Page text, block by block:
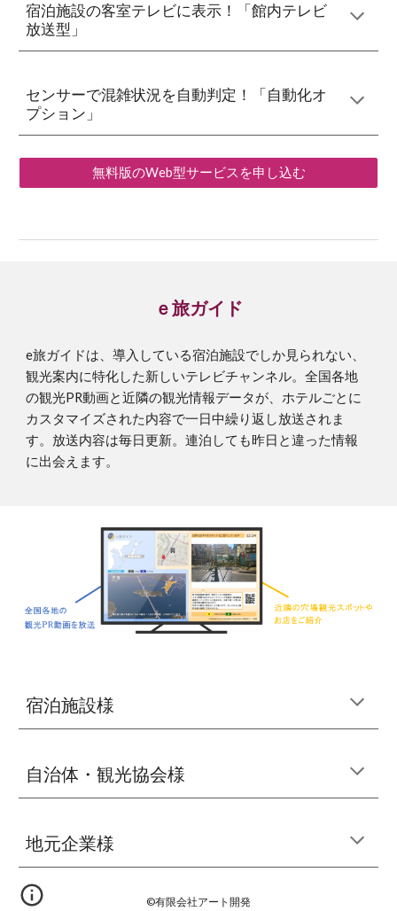
宿泊施設の客室テレビに表示！「館内テレビ
放送型」
センサーで混雑状況を自動判定！「自動化オ
プション」
無料版のWeb型サービスを申し込む
ｅ旅ガイド
e旅ガイドは、導入している宿泊施設でしか見られない、
観光案内に特化した新しいテレビチャンネル。全国各地
の観光PR動画と近隣の観光情報データが、ホテルごとに
カスタマイズされた内容で一日中繰り返し放送されま
す。放送内容は毎日更新。連泊しても昨日と違った情報
に出会えます。
宿泊施設様
自治体・観光協会様
地元企業様
©有限会社アート開発